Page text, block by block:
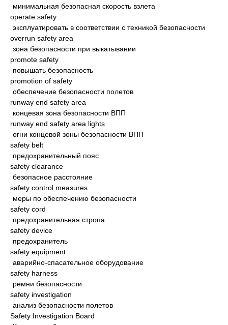
минимальная безопасная скорость взлета
operate safety
эксплуатировать в соответствии с техникой безопасности
overrun safety area
зона безопасности при выкатывании
promote safety
повышать безопасность
promotion of safety
обеспечение безопасности полетов
runway end safety area
концевая зона безопасности ВПП
runway end safety area lights
огни концевой зоны безопасности ВПП
safety belt
предохранительный пояс
safety clearance
безопасное расстояние
safety control measures
меры по обеспечению безопасности
safety cord
предохранительная стропа
safety device
предохранитель
safety equipment
аварийно-спасательное оборудование
safety harness
ремни безопасности
safety investigation
анализ безопасности полетов
Safety Investigation Board